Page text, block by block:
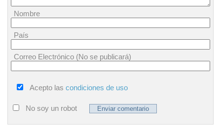
Nombre
País
Correo Electrónico (No se publicará)
Acepto las condiciones de uso
No soy un robot